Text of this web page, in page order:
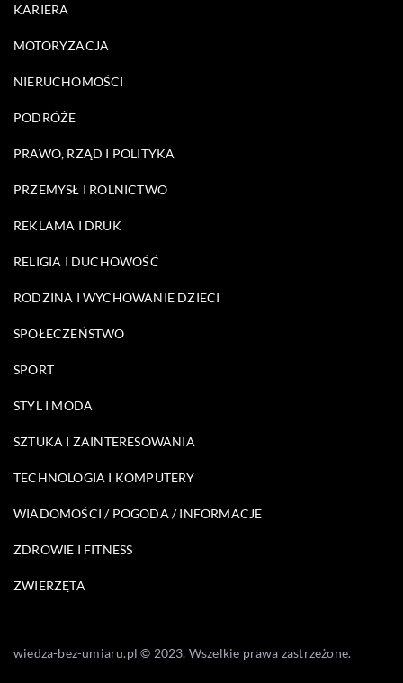
KARIERA
MOTORYZACJA
NIERUCHOMOŚCI
PODRÓŻE
PRAWO, RZĄD I POLITYKA
PRZEMYSŁ I ROLNICTWO
REKLAMA I DRUK
RELIGIA I DUCHOWOŚĆ
RODZINA I WYCHOWANIE DZIECI
SPOŁECZEŃSTWO
SPORT
STYL I MODA
SZTUKA I ZAINTERESOWANIA
TECHNOLOGIA I KOMPUTERY
WIADOMOŚCI / POGODA / INFORMACJE
ZDROWIE I FITNESS
ZWIERZĘTA
wiedza-bez-umiaru.pl © 2023. Wszelkie prawa zastrzeżone.